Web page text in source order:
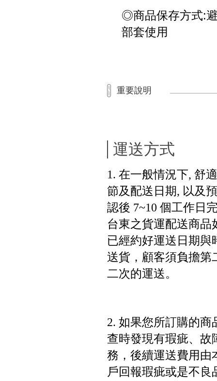
◎商品保存方式:
部套使用
重要說明
運送方式
1. 在一般情況下, 舒
節及配送日期, 以及
認後 7~10 個工作日
台東之貨運配送商品
已經約好運送日期與
送貨，顧客須負擔第
二次的運送。
2. 如果您所訂購的
查時發現有瑕疵、故
務，後續運送費用由
戶回報瑕疵或是不